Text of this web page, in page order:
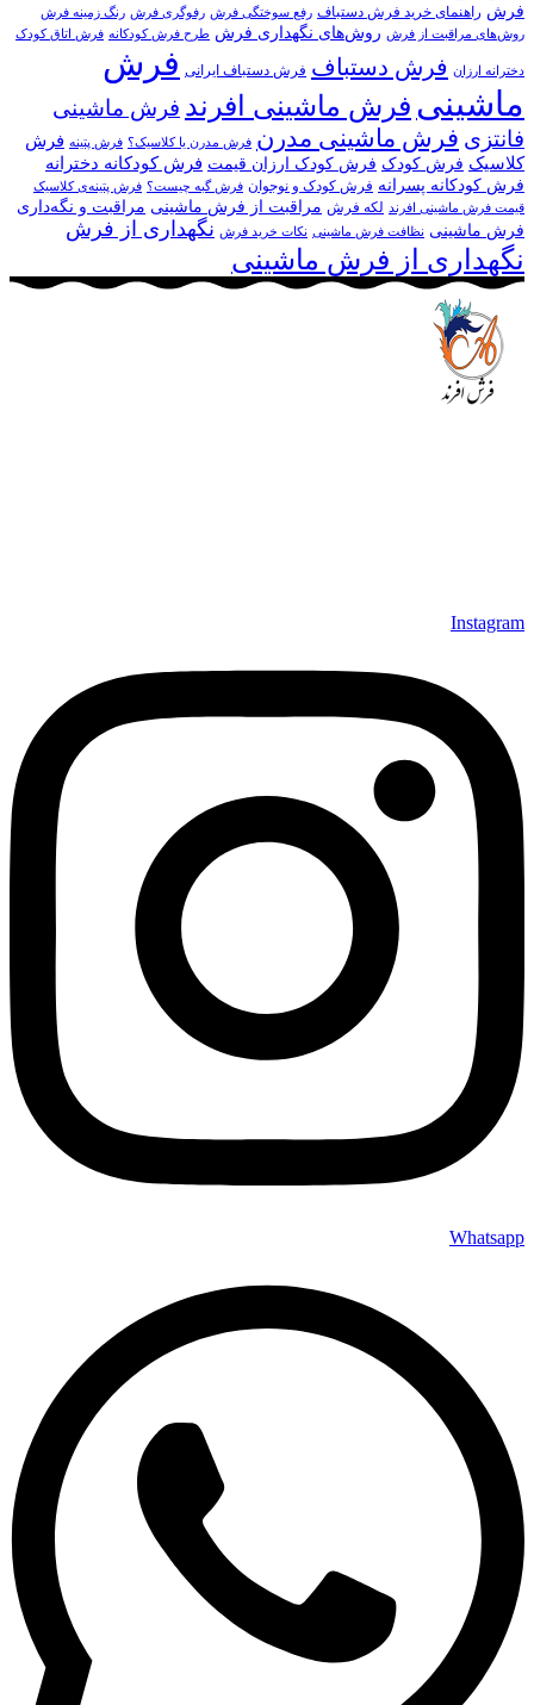
فرش راهنمای خرید فرش دستباف رفع سوختگی فرش رفوگری فرش رنگ زمینه فرش
روش‌های مراقبت از فرش روش‌های نگهداری فرش طرح فرش کودکانه فرش اتاق کودک
دخترانه ارزان فرش دستباف فرش دستباف ایرانی فرش
ماشینی فرش ماشینی افرند فرش ماشینی
فانتزی فرش ماشینی مدرن فرش مدرن یا کلاسیک؟ فرش پتینه فرش
کلاسیک فرش کودک فرش کودک ارزان قیمت فرش کودکانه دخترانه
فرش کودکانه پسرانه فرش کودک و نوجوان فرش گبه چیست؟ فرش‌ پتینه‌ی کلاسیک
قیمت فرش ماشینی افرند
لکه فرش مراقبت از فرش ماشینی مراقبت و نگه‌داری
فرش ماشینی نظافت فرش ماشینی نکات خرید فرش نگهداری از فرش
نگهداری از فرش ماشینی
Instagram
Whatsapp